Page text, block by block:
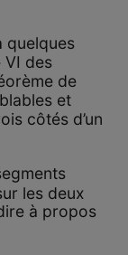
quelques
VI des
de
et
côtés d’un
les deux
à propos